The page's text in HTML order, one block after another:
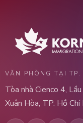
VĂN PHÒNG TẠI TP.
Tòa nhà Cienco 4,
Xuân Hòa, TP. Hồ Chí